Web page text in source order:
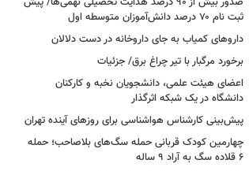
ثبت نام ۷۰ درصد دانش‌آموزان متوسطه اول
داروهای کمیاب به جای داروخانه در دست دلالان
برخورد مرگبار با تیر چراغ برق/ جزئیات
اعضای هیئت علمی، دانشجویان نخبه و کارکنان
دانشگاه در یک شبکه‌ اثرگذار
پیش‌بینی کارشناس هواشناسی برای روزهای آینده تهران
چهارمین کودک قربانی حمله سگ‌های بلاصاحب؛ حمله
۶ قلاده سگ به آراد ۹ ساله